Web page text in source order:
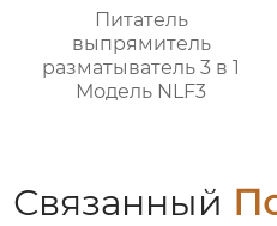
Питатель
выпрямитель
разматыватель 3 в 1
Модель NLF3
Связанный